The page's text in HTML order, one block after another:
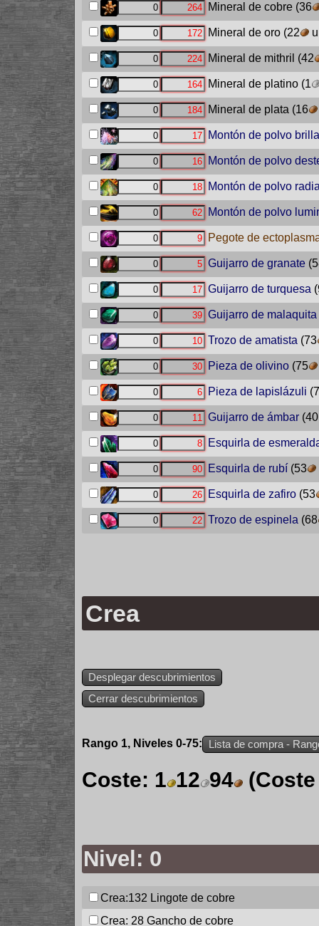
Mineral de cobre(36
Mineral de oro(22
Mineral de mithril (42
Mineral de platino(1
Mineral de plata (16
Montón de polvo
Montón de polvo
Montón de polvo
Montón de polvo
Pegote de
Guijarro de granate
Guijarro de turquesa
Guijarro de malaquita
Trozo de amatista (73
Pieza de olivino(75
Pieza de lapislázuli
Guijarro de ámbar(40
Esquirla de
Esquirla de rubí(53
Esquirla de zafiro(53
Trozo de espinela (68
Crea
Desplegar descubrimientos
Cerrar descubrimientos
Rango 1, Niveles 0-75: Lista de compra -
Coste: 1 12 94
Nivel: 0
Crea:132 Lingote de cobre
Crea: 28 Gancho de cobre